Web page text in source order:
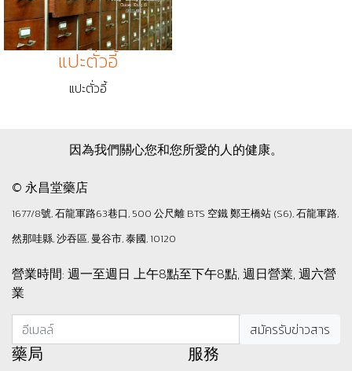
แปะตั่วอี้
แปะตั่วอี้
因為我們關心您和您所愛的人的健康。
© 永昌堂藥店
1677/8號, 石龍軍路63巷口, 500 公尺離 BTS 空鐵 鄭王橋站 (S6), 石龍軍路,
然那哇縣, 沙吞區, 曼谷市, 泰國, 10120
營業時間: 週一至週日 上午8點至下午8點, 週日營業, 週六營
業
藥局 服務